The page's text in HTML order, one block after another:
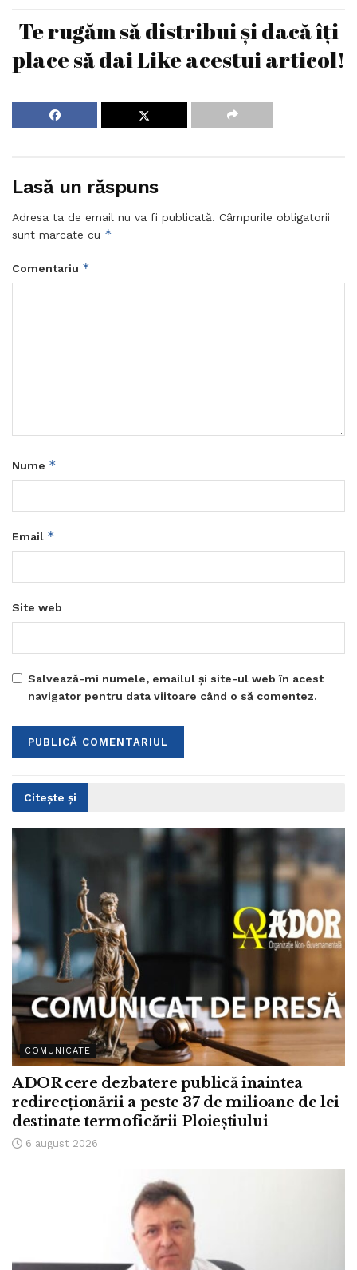
Te rugăm să distribui și dacă îți
place să dai Like acestui articol!
Lasă un răspuns
Adresa ta de email nu va fi publicată. Câmpurile obligatorii
sunt marcate cu *
Comentariu *
Nume *
Email *
Site web
Salvează-mi numele, emailul și site-ul web în acest
navigator pentru data viitoare când o să comentez.
Citește și
COMUNICATE
ADOR cere dezbatere publică înaintea
redirecționării a peste 37 de milioane de lei
destinate termoficării Ploieștiului
6 august 2026